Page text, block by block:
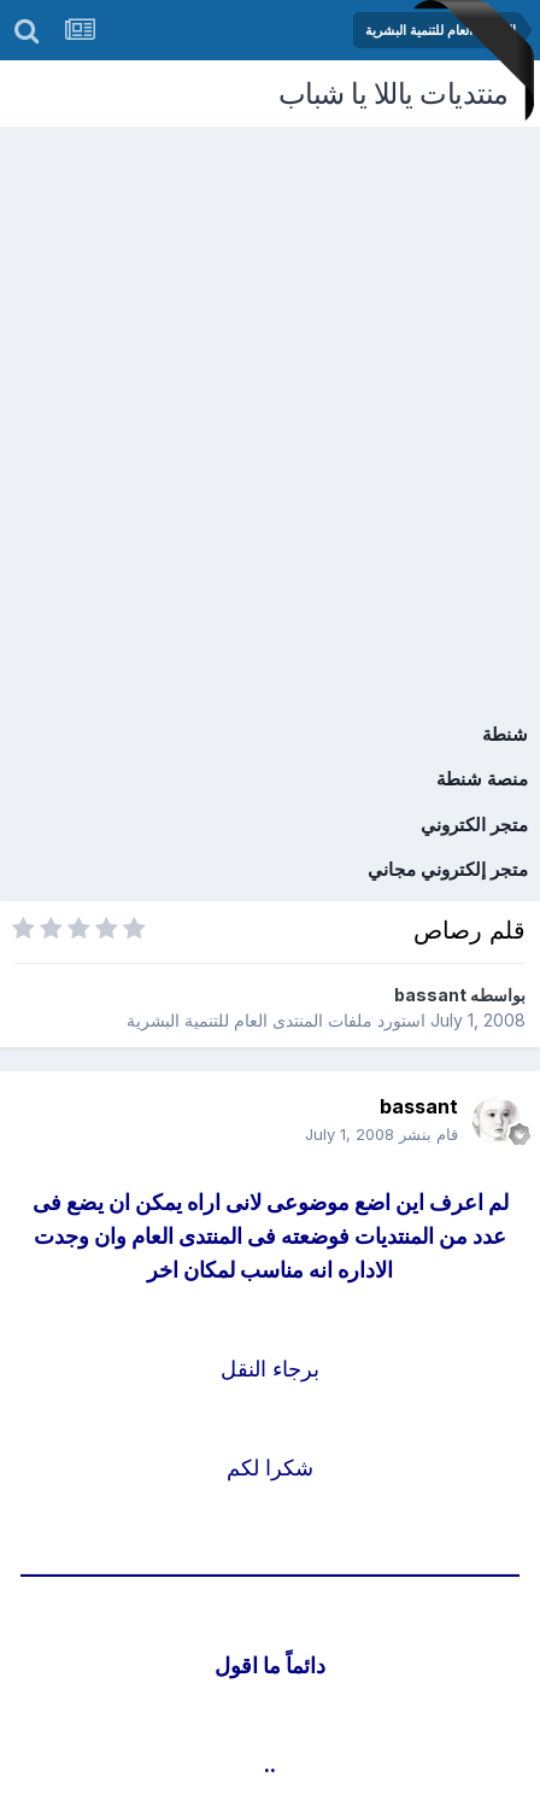
المنتدى العام للتنمية البشرية
منتديات ياللا يا شباب
شنطة
منصة شنطة
متجر الكتروني
متجر إلكتروني مجاني
قلم رصاص
بواسطهbassant
July 1, 2008استورد ملفات المنتدى العام للتنمية البشرية
bassant
قام بنشر July 1, 2008
لم اعرف اين اضع موضوعى لانى اراه يمكن ان يضع فى
عدد من المنتديات فوضعته فى المنتدى العام وان وجدت
الاداره انه مناسب لمكان اخر
برجاء النقل
شكرا لكم
دائماً ما اقول
..